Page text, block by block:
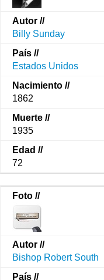
Billy Sunday
Estados Unidos
1862
1935
72
Bishop Robert South